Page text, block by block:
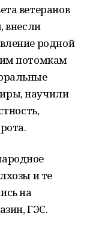
ветеранов
внесли
родной
потомкам
научили
и те
на
ГЭС.